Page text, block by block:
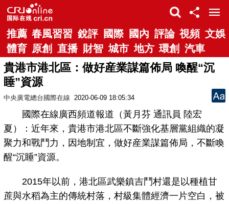
推薦 春風習習 銳評 國際 國內 評論 視頻 文娛
體育 原創 直播 財智 城市 地方 環創 汽車
貴港市港北區：做好産業謀篇佈局 喚醒“沉
睡”資源
中央廣電總台國際在線 2020-06-09 18:05:34
國際在線廣西頻道報道（黃月芬 通訊員 陸宏
夏）：近年來，貴港市港北區不斷強化基層黨組織的凝
聚力和戰鬥力，因地制宜，做好産業謀篇佈局，不斷喚
醒“沉睡”資源。
2015年以前，港北區武樂鎮吉鬥村還是以種植甘
蔗與水稻為主的傳統村落，村級集體經濟一片空白，被